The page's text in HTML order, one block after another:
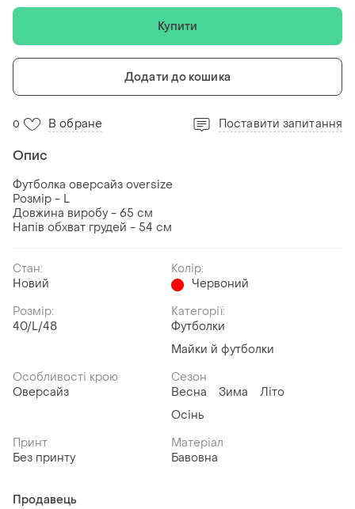
Купити
Додати до кошика
0 В обране Поставити запитання
Опис
Футболка оверсайз oversize
Розмір - L
Довжина виробу - 65 см
Напів обхват грудей - 54 см
Стан:
Новий
Колір:
Червоний
Розмір:
40/L/48
Категорії:
Футболки
Майки й футболки
Особливості крою
Оверсайз
Сезон
Весна
Зима
Літо
Осінь
Принт
Без принту
Матеріал
Бавовна
Продавець